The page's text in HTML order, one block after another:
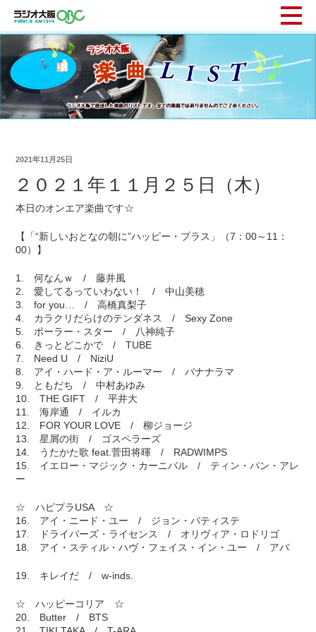
2021年11月25日
２０２１年１１月２５日（木）
本日のオンエア楽曲です☆
【「“新しいおとなの朝に”ハッピー・プラス」（7：00～11：
00）】
1. 何なんｗ / 藤井風
2. 愛してるっていわない！ / 中山美穂
3. for you… / 高橋真梨子
4. カラクリだらけのテンダネス / Sexy Zone
5. ポーラー・スター / 八神純子
6. きっとどこかで / TUBE
7. Need U / NiziU
8. アイ・ハード・ア・ルーマー / バナナラマ
9. ともだち / 中村あゆみ
10. THE GIFT / 平井大
11. 海岸通 / イルカ
12. FOR YOUR LOVE / 柳ジョージ
13. 星屑の街 / ゴスペラーズ
14. うたかた歌 feat.菅田将暉 / RADWIMPS
15. イエロー・マジック・カーニバル / ティン・パン・アレ
ー
☆ ハピプラUSA ☆
16. アイ・ニード・ユー / ジョン・バティステ
17. ドライバーズ・ライセンス / オリヴィア・ロドリゴ
18. アイ・スティル・ハヴ・フェイス・イン・ユー / アバ
19. キレイだ / w-inds.
☆ ハッピーコリア ☆
20. Butter / BTS